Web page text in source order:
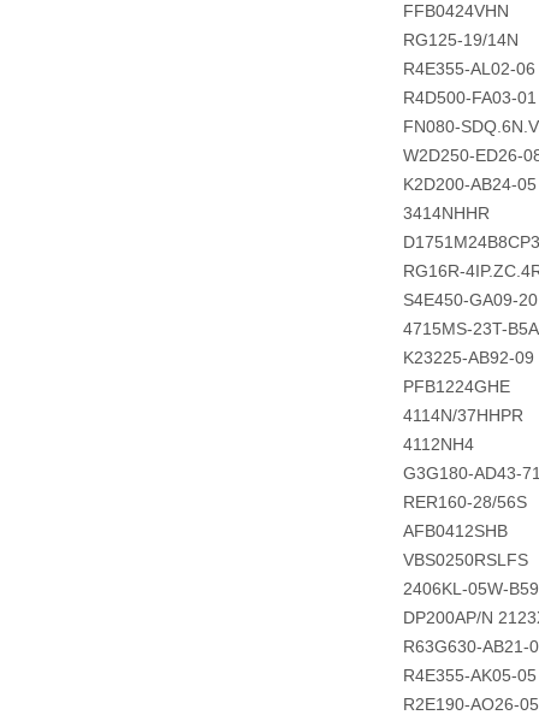
FFB0424VHN
RG125-19/14N
R4E355-AL02-06
R4D500-FA03-01
FN080-
W2D250-ED26-
K2D200-AB24-05
3414NHHR
RG16R-
S4E450-GA09-20
4715MS-23T-
K23225-AB92-09
PFB1224GHE
4114N/37HHPR
4112NH4
G3G180-AD43-
RER160-28/56S
AFB0412SHB
VBS0250RSLFS
2406KL-05W-B59
DP200AP/N
R63G630-AB21-
R4E355-AK05-05
R2E190-AO26-05